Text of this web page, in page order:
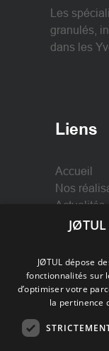
Les
granulés,
dans les
Liens
Accueil
Nos
Actualités
JØTUL dépose
fonctionnalités sur
d’optimiser votre
la pertinence